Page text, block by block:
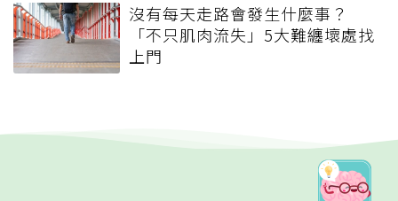
沒有每天走路會發生什麼事？
「不只肌肉流失」5大難纏壞處找
上門